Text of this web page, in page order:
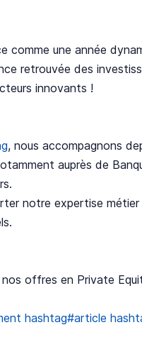
comme une année
retrouvée des
innovants !
, nous accompagnons
auprès de
notre expertise
offres en Private
hashtag#article